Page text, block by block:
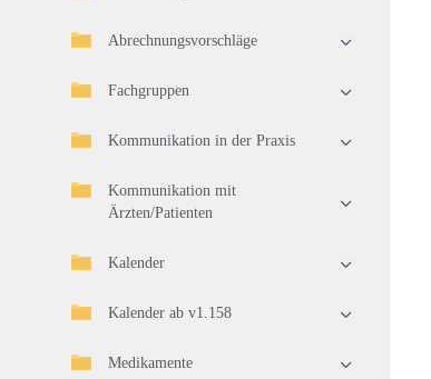
Abrechnungsvorschläge
Fachgruppen
Kommunikation in der Praxis
Kommunikation mit
Ärzten/Patienten
Kalender
Kalender ab v1.158
Medikamente